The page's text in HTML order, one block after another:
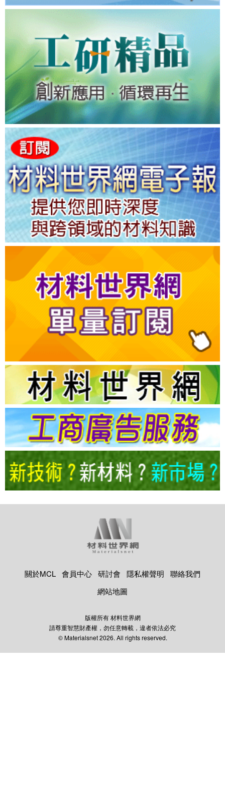
關於MCL 會員中心 研討會 隱私權聲明
聯絡我們
網站地圖
版權所有 材料世界網
請尊重智慧財產權，勿任意轉載，違者依法必究
© Materialsnet 2026. All rights reserved.